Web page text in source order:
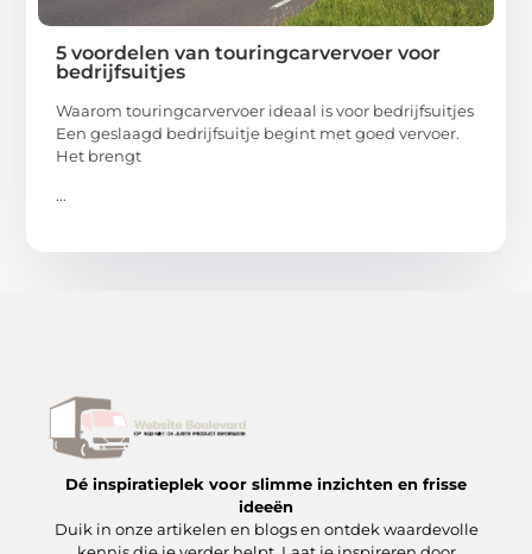
5 voordelen van touringcarvervoer voor
bedrijfsuitjes
Waarom touringcarvervoer ideaal is voor bedrijfsuitjes
Een geslaagd bedrijfsuitje begint met goed vervoer.
Het brengt
...
Dé inspiratieplek voor slimme inzichten en frisse
ideeën
Duik in onze artikelen en blogs en ontdek waardevolle